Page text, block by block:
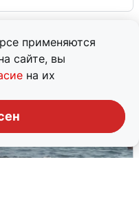
применяются
сайте, вы
на их